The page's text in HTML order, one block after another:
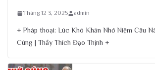
Tháng 12 3, 2025 admin
+ Pháp thoại: Lúc Khó Khăn Nhớ Niệm Câu
Cùng | Thầy Thích Đạo Thịnh +